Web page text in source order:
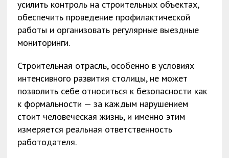
усилить контроль на строительных объектах,
обеспечить проведение профилактической
работы и организовать регулярные выездные
мониторинги.
Строительная отрасль, особенно в условиях
интенсивного развития столицы, не может
позволить себе относиться к безопасности как
к формальности — за каждым нарушением
стоит человеческая жизнь, и именно этим
измеряется реальная ответственность
работодателя.